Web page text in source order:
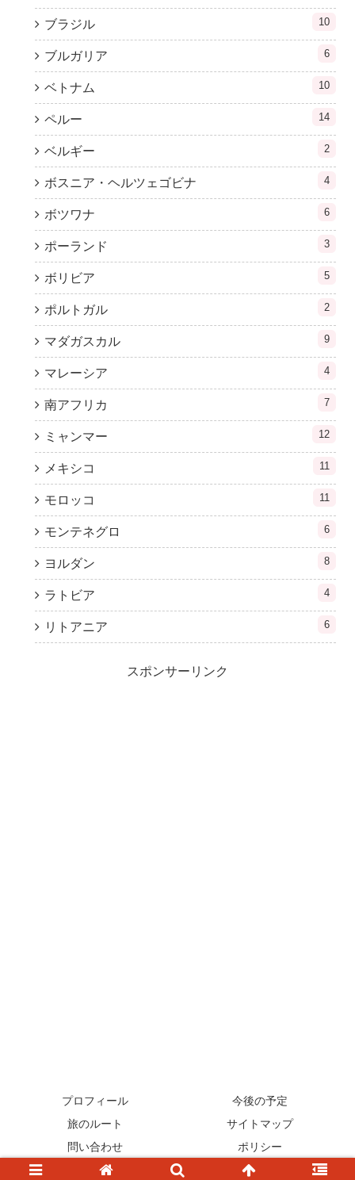
ブラジル 10
ブルガリア 6
ベトナム 10
ペルー 14
ベルギー 2
ボスニア・ヘルツェゴビナ 4
ボツワナ 6
ポーランド 3
ボリビア 5
ポルトガル 2
マダガスカル 9
マレーシア 4
南アフリカ 7
ミャンマー 12
メキシコ 11
モロッコ 11
モンテネグロ 6
ヨルダン 8
ラトビア 4
リトアニア 6
スポンサーリンク
プロフィール
今後の予定
旅のルート
サイトマップ
問い合わせ
ポリシー
© 2017-2026 カツオの正しいお金の使い方.